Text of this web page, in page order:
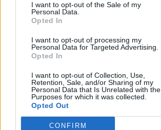
I want to opt-out of the Sale of my
Personal Data.
Opted In
I want to opt-out of processing my
Personal Data for Targeted Advertising.
Opted In
I want to opt-out of Collection, Use,
Retention, Sale, and/or Sharing of my
Personal Data that Is Unrelated with the
Purposes for which it was collected.
Opted Out
CONFIRM